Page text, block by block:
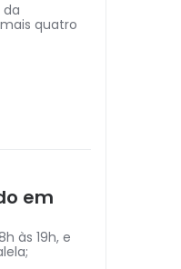
quatro
em
às 19h, e